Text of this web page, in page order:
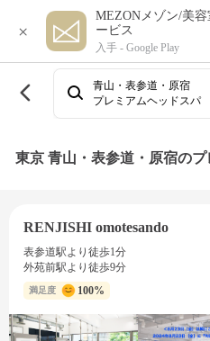
×
MEZONメゾン/美
ービス
入手 - Google Play
青山・表参道・原宿
プレミアムヘッドスパ
東京 青山・表参道・原宿の
RENJISHI omotesando
表参道駅より徒歩1分
外苑前駅より徒歩9分
満足度 100%